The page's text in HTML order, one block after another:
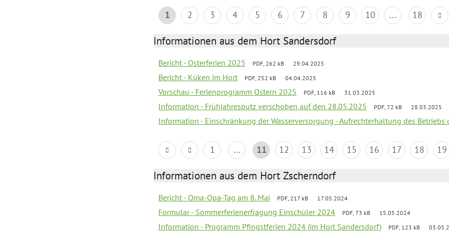
1 2 3 4 5 6 7 8 9 10 ... 18
Informationen aus dem Hort Sandersdorf
Bericht - Osterferien 2025 PDF, 262 kB 29.04.2025
Bericht - Küken im Hort PDF, 252 kB 04.04.2025
Vorschau - Ferienprogramm Ostern 2025 PDF, 116 kB 31.03.2025
Information - Frühjahresputz verschoben auf den 28.05.2025 PDF, 72 kB 28.03.2025
Information - Einschränkung der Wasserversorgung - Aufrechterhaltung des Betriebs
1 ... 11 12 13 14 15 16 17 18 19
Informationen aus dem Hort Zscherndorf
Bericht - Oma-Opa-Tag am 8. Mai PDF, 217 kB 17.05.2024
Formular - Sommerferienerfragung Einschüler 2024 PDF, 73 kB 15.05.2024
Information - Programm Pfingstferien 2024 (im Hort Sandersdorf) PDF, 123 kB